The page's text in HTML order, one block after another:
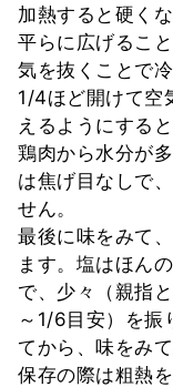
加熱すると硬くな
平らに広げるこ
気を抜くことで
1/4ほど開けて空
えるようにする
鶏肉から水分が
は焦げ目なしで
せん。
最後に味をみて
ます。塩はほん
で、少々（親指
～1/6目安）を振
てから、味をみ
保存の際は粗熱